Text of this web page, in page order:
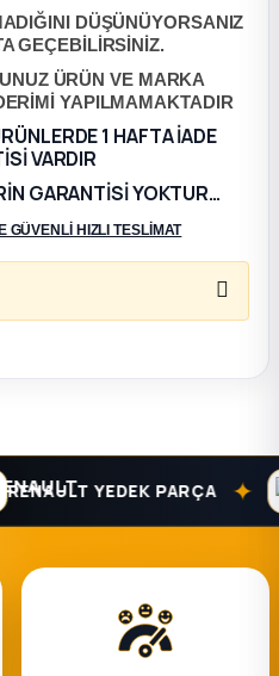
DÜŞÜNÜYORSANIZ
GEÇEBİLİRSİNİZ.
ÜRÜN VE MARKA
YAPILMAMAKTADIR
1 HAFTA İADE
VARDIR
GARANTİSİ YOKTUR…
GÜVENLİ HIZLI TESLİMAT
YEDEK PARÇA ✦